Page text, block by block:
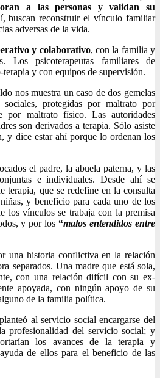
a las personas y validan su
buscan reconstruir el vínculo familiar
adversas de la vida.
y colaborativo, con la familia y
Los psicoterapeutas familiares de
y con equipos de supervisión.
nos muestra un caso de dos gemelas
protegidas por maltrato por
por maltrato físico. Las autoridades
son derivados a terapia. Sólo asiste
y dice estar ahí porque lo ordenan los
el padre, la abuela paterna, y las
e individuales. Desde ahí se
terapia, que se redefine en la consulta
y beneficio para cada uno de los
los vínculos se trabaja con la premisa
y por los“malos entendidos entre
una historia conflictiva en la relación
separados. Una madre que está sola,
con una relación difícil con su ex-
apoyada, con ningún apoyo de su
de la familia política.
al servicio social encargarse del
profesionalidad del servicio social; y
los avances de la terapia y
de ellos para el beneficio de las